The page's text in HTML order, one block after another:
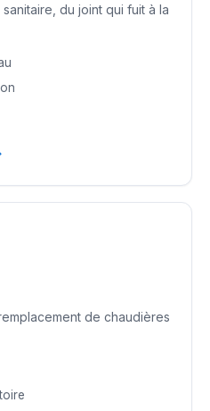
du joint qui fuit à la
de chaudières